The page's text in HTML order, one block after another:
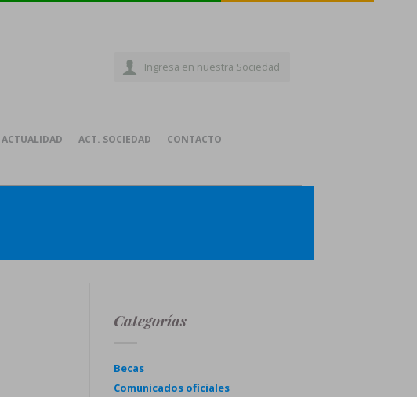
Ingresa en nuestra Sociedad
ACTUALIDAD ACT. SOCIEDAD CONTACTO
Categorías
Becas
Comunicados oficiales